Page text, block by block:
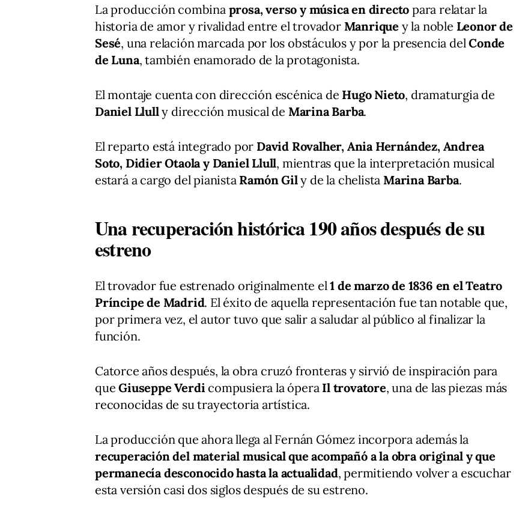
La producción combina prosa, verso y música en directo para relatar la
historia de amor y rivalidad entre el trovador Manrique y la noble Leonor de
Sesé, una relación marcada por los obstáculos y por la presencia delConde
de Luna, también enamorado de la protagonista.
El montaje cuenta con dirección escénica de Hugo Nieto, dramaturgia de
Daniel Llully dirección musical de Marina Barba.
El reparto está integrado por David Rovalher, Ania Hernández, Andrea
Soto, Didier Otaola y Daniel Llull, mientras que la interpretación musical
estará a cargo del pianista Ramón Gily de la chelista Marina Barba.
Una recuperación histórica 190 años después de su
estreno
El trovador fue estrenado originalmente el1 de marzo de 1836 en el Teatro
Príncipe de Madrid. El éxito de aquella representación fue tan notable que,
por primera vez, el autor tuvo que salir a saludar al público al finalizar la
función.
Catorce años después, la obra cruzó fronteras y sirvió de inspiración para
queGiuseppe Verdi compusiera la ópera Il trovatore, una de las piezas más
reconocidas de su trayectoria artística.
La producción que ahora llega al Fernán Gómez incorpora además la
recuperación del material musical que acompañó a la obra original y que
permanecía desconocido hasta la actualidad, permitiendo volver a escuchar
esta versión casi dos siglos después de su estreno.